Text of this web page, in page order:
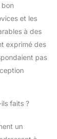
et
bon
et les
à des
exprimé des
pas
faits ?
un